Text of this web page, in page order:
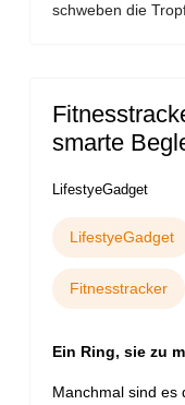
schweben die
smarte
LifestyeGadget
LifestyeGadget
Fitnesstracker
Ein Ring, sie zu
Manchmal sind es